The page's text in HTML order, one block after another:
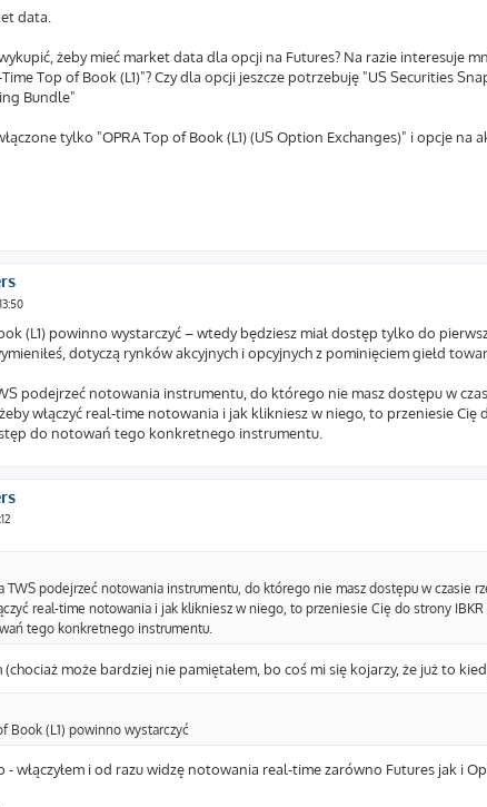
data.
żeby mieć market data dla opcji na Futures? Na razie interesuje
Top of Book (L1)"? Czy dla opcji jeszcze potrzebuję "US Securities
Bundle"
tylko "OPRA Top of Book (L1) (US Option Exchanges)" i opcje na
(L1) powinno wystarczyć – wtedy będziesz miał dostęp tylko do
dotyczą rynków akcyjnych i opcyjnych z pominięciem giełd
podejrzeć notowania instrumentu, do którego nie masz dostępu w
włączyć real-time notowania i jak klikniesz w niego, to przeniesie
do notowań tego konkretnego instrumentu.
TWS podejrzeć notowania instrumentu, do którego nie masz dostępu w
real-time notowania i jak klikniesz w niego, to przeniesie Cię do strony
tego konkretnego instrumentu.
może bardziej nie pamiętałem, bo coś mi się kojarzy, że już to
Book (L1) powinno wystarczyć
- włączyłem i od razu widzę notowania real-time zarówno Futures jak i